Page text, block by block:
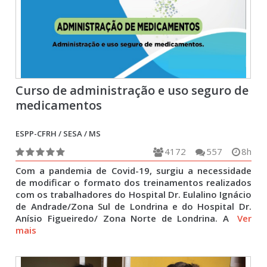
Curso de administração e uso seguro de
medicamentos
ESPP-CFRH / SESA / MS
8h
557
4172
Com a pandemia de Covid-19, surgiu a necessidade
de modificar o formato dos treinamentos realizados
com os trabalhadores do Hospital Dr. Eulalino Ignácio
de Andrade/Zona Sul de Londrina e do Hospital Dr.
Anísio Figueiredo/ Zona Norte de Londrina. A
Ver
mais